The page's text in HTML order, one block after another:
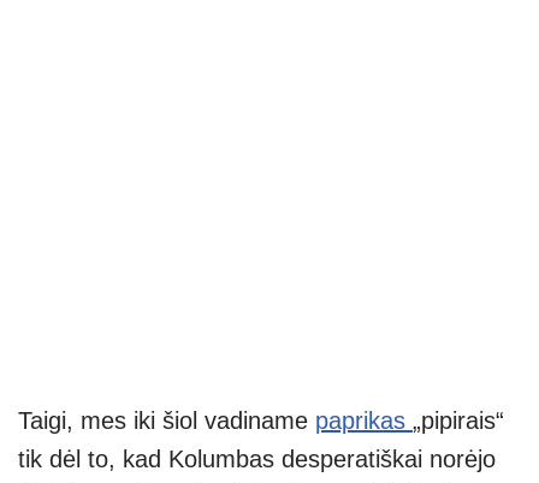
Taigi, mes iki šiol vadiname paprikas „pipirais“
tik dėl to, kad Kolumbas desperatiškai norėjo